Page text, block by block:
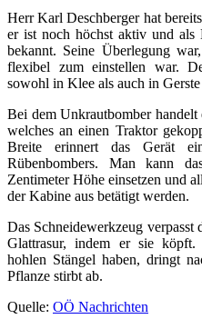
Herr Karl Deschberger hat
er ist noch höchst aktiv und als
bekannt. Seine Überlegung
flexibel zum einstellen war.
sowohl in Klee als auch in
Bei dem Unkrautbomber handelt
welches an einen Traktor
Breite erinnert das Gerät
Rübenbombers. Man kann
Zentimeter Höhe einsetzen und
der Kabine aus betätigt werden.
Das Schneidewerkzeug
Glattrasur, indem er sie köpft.
hohlen Stängel haben, dringt
Pflanze stirbt ab.
Quelle: OÖ Nachrichten